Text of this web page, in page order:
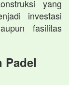
yang
investasi
fasilitas
Padel